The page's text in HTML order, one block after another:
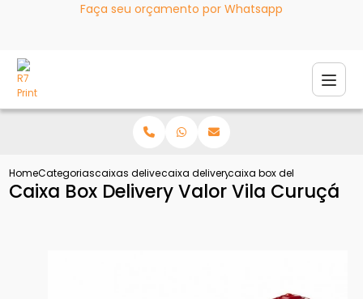
Faça seu orçamento por Whatsapp
HomeCategoriascaixas deliverycaixa delivery hamburguer
caixa box delivery valor
Caixa Box Delivery Valor Vila Curuçá